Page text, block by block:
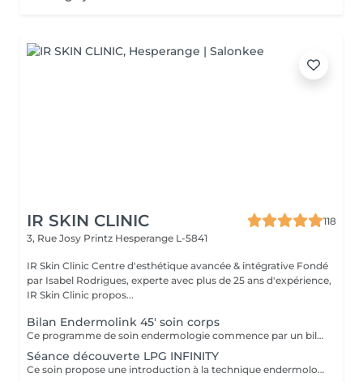
IR SKIN CLINIC
118
3, Rue Josy Printz Hesperange L-5841
IR Skin Clinic Centre d'esthétique avancée & intégrative Fondé
par Isabel Rodrigues, experte avec plus de 25 ans d'expérience,
IR Skin Clinic propos...
Bilan Endermolink 45' soin corps
Ce programme de soin endermologie commence par un bilan ultra précis avec l'application professionnelle. Il se déroule en 3 étapes: -Décryptage de votre mode de vie -Analyse pointue de l'état de votre peau -Création de votre programme sur mesure IL EST OBLIGATOIRE AVANT TOUT TRAITEMENT LPG ET OFFERT LORS DE L'ACHAT D'UNE CURE 12
Séance découverte LPG INFINITY
Ce soin propose une introduction à la technique endermologie afin de découvrir le potentiel des différentes stimulations cellulaires et les sensations unique qu'elles procurent.